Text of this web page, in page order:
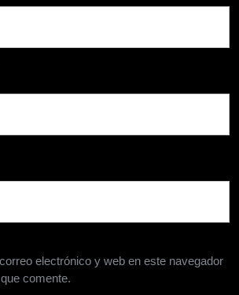
electrónico y web en este navegador
comente.